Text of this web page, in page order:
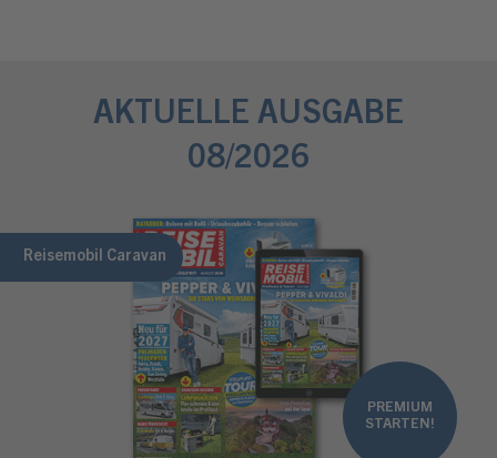
AKTUELLE AUSGABE
08/2026
Reisemobil Caravan
PREMIUM
STARTEN!